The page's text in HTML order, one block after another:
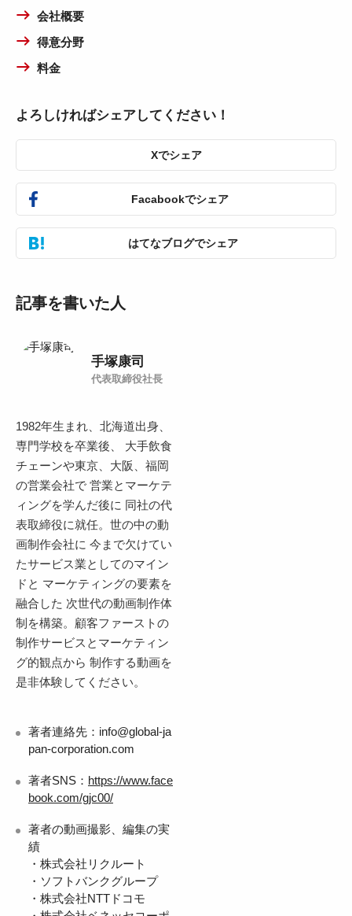
会社概要
得意分野
料金
よろしければシェアしてください！
Xでシェア
Facabookでシェア
はてなブログでシェア
記事を書いた人
手塚康司
代表取締役社長
1982年生まれ、北海道出身、
専門学校を卒業後、 大手飲食
チェーンや東京、大阪、福岡
の営業会社で 営業とマーケテ
ィングを学んだ後に 同社の代
表取締役に就任。世の中の動
画制作会社に 今まで欠けてい
たサービス業としてのマイン
ドと マーケティングの要素を
融合した 次世代の動画制作体
制を構築。顧客ファーストの
制作サービスとマーケティン
グ的観点から 制作する動画を
是非体験してください。
著者連絡先：info@global-ja
pan-corporation.com
著者SNS： https://www.face
book.com/gjc00/
著者の動画撮影、編集の実
績
・株式会社リクルート
・ソフトバンクグループ
・株式会社NTTドコモ